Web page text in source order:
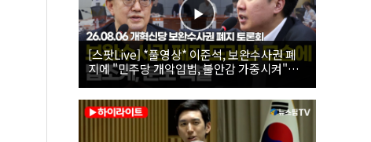
[스팟Live] *풀영상* 이준석, 보완수사권 폐
지에 "민주당 개악입법, 불안감 가중시켜"｜
26.08.06 개혁신당 보완수사권 폐지 토론회